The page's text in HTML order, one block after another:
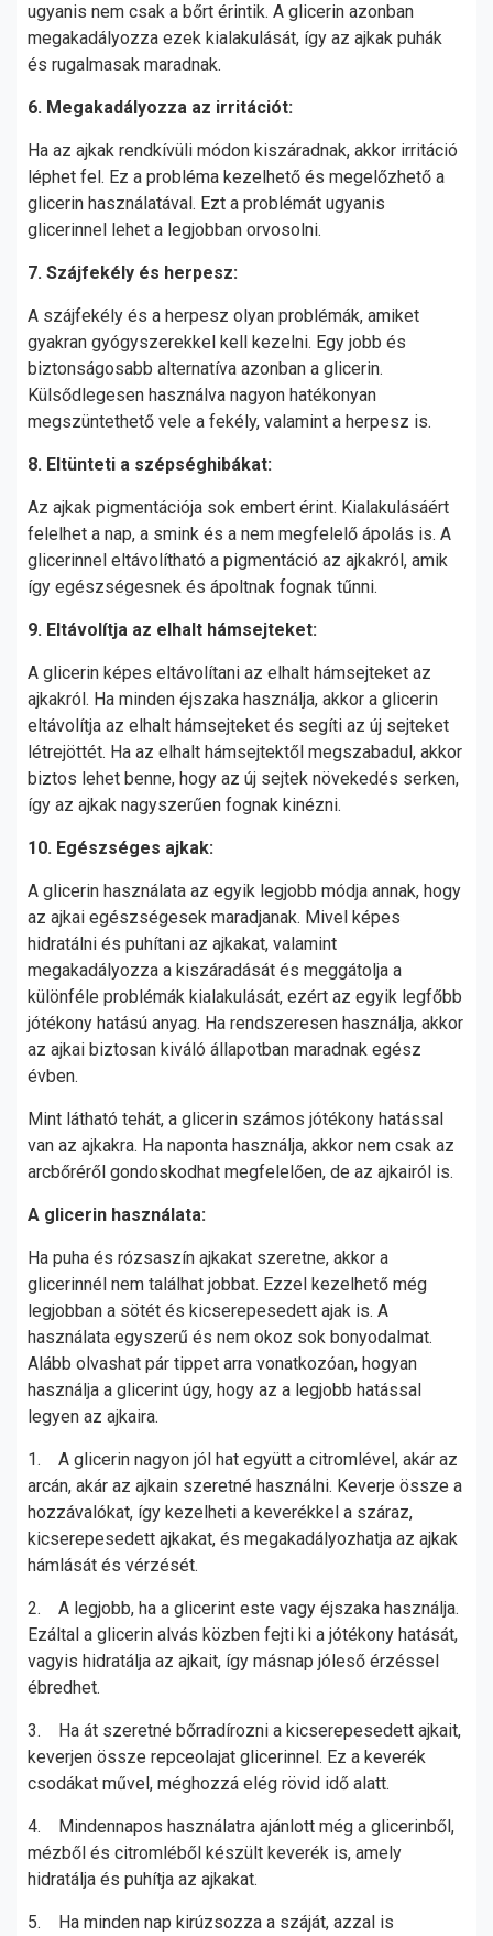
ugyanis nem csak a bőrt érintik. A glicerin azonban
megakadályozza ezek kialakulását, így az ajkak puhák
és rugalmasak maradnak.
6. Megakadályozza az irritációt:
Ha az ajkak rendkívüli módon kiszáradnak, akkor irritáció
léphet fel. Ez a probléma kezelhető és megelőzhető a
glicerin használatával. Ezt a problémát ugyanis
glicerinnel lehet a legjobban orvosolni.
7. Szájfekély és herpesz:
A szájfekély és a herpesz olyan problémák, amiket
gyakran gyógyszerekkel kell kezelni. Egy jobb és
biztonságosabb alternatíva azonban a glicerin.
Külsődlegesen használva nagyon hatékonyan
megszüntethető vele a fekély, valamint a herpesz is.
8. Eltünteti a szépséghibákat:
Az ajkak pigmentációja sok embert érint. Kialakulásáért
felelhet a nap, a smink és a nem megfelelő ápolás is. A
glicerinnel eltávolítható a pigmentáció az ajkakról, amik
így egészségesnek és ápoltnak fognak tűnni.
9. Eltávolítja az elhalt hámsejteket:
A glicerin képes eltávolítani az elhalt hámsejteket az
ajkakról. Ha minden éjszaka használja, akkor a glicerin
eltávolítja az elhalt hámsejteket és segíti az új sejteket
létrejöttét. Ha az elhalt hámsejtektől megszabadul, akkor
biztos lehet benne, hogy az új sejtek növekedés serken,
így az ajkak nagyszerűen fognak kinézni.
10. Egészséges ajkak:
A glicerin használata az egyik legjobb módja annak, hogy
az ajkai egészségesek maradjanak. Mivel képes
hidratálni és puhítani az ajkakat, valamint
megakadályozza a kiszáradását és meggátolja a
különféle problémák kialakulását, ezért az egyik legfőbb
jótékony hatású anyag. Ha rendszeresen használja, akkor
az ajkai biztosan kiváló állapotban maradnak egész
évben.
Mint látható tehát, a glicerin számos jótékony hatással
van az ajkakra. Ha naponta használja, akkor nem csak az
arcbőréről gondoskodhat megfelelően, de az ajkairól is.
A glicerin használata:
Ha puha és rózsaszín ajkakat szeretne, akkor a
glicerinnél nem találhat jobbat. Ezzel kezelhető még
legjobban a sötét és kicserepesedett ajak is. A
használata egyszerű és nem okoz sok bonyodalmat.
Alább olvashat pár tippet arra vonatkozóan, hogyan
használja a glicerint úgy, hogy az a legjobb hatással
legyen az ajkaira.
1. A glicerin nagyon jól hat együtt a citromlével, akár az
arcán, akár az ajkain szeretné használni. Keverje össze a
hozzávalókat, így kezelheti a keverékkel a száraz,
kicserepesedett ajkakat, és megakadályozhatja az ajkak
hámlását és vérzését.
2. A legjobb, ha a glicerint este vagy éjszaka használja.
Ezáltal a glicerin alvás közben fejti ki a jótékony hatását,
vagyis hidratálja az ajkait, így másnap jóleső érzéssel
ébredhet.
3. Ha át szeretné bőrradírozni a kicserepesedett ajkait,
keverjen össze repceolajat glicerinnel. Ez a keverék
csodákat művel, méghozzá elég rövid idő alatt.
4. Mindennapos használatra ajánlott még a glicerinből,
mézből és citromléből készült keverék is, amely
hidratálja és puhítja az ajkakat.
5. Ha minden nap kirúzsozza a száját, azzal is